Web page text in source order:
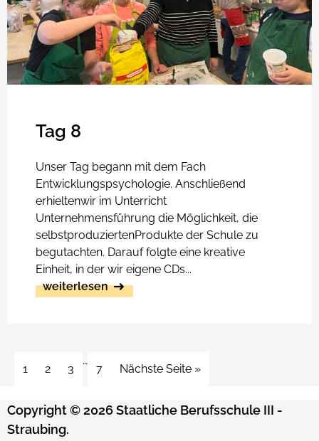
Tag 8
Unser Tag begann mit dem Fach
Entwicklungspsychologie. Anschließend
erhieltenwir im Unterricht
Unternehmensführung die Möglichkeit, die
selbstproduziertenProdukte der Schule zu
begutachten. Darauf folgte eine kreative
Einheit, in der wir eigene CDs...
weiterlesen
1 2 3
…
7 Nächste Seite »
Copyright © 2026 Staatliche Berufsschule III -
Straubing.